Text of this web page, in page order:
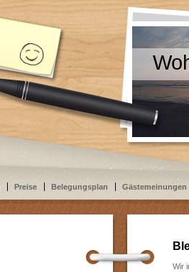
Preise Belegungsplan Gästemeinungen
Wir